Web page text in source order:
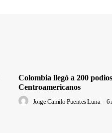
Colombia llegó a 200
Centroamericanos
Jorge Camilo Puentes Luna - 6